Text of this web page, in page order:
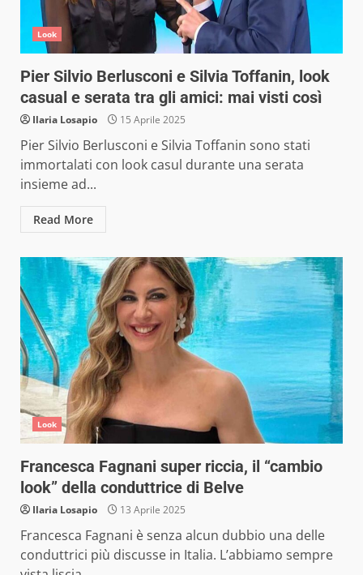
Look
Pier Silvio Berlusconi e Silvia Toffanin, look
casual e serata tra gli amici: mai visti così
Ilaria Losapio 15 Aprile 2025
Pier Silvio Berlusconi e Silvia Toffanin sono stati
immortalati con look casul durante una serata
insieme ad...
Read More
Look
Francesca Fagnani super riccia, il “cambio
look” della conduttrice di Belve
Ilaria Losapio 13 Aprile 2025
Francesca Fagnani è senza alcun dubbio una delle
conduttrici più discusse in Italia. L’abbiamo sempre